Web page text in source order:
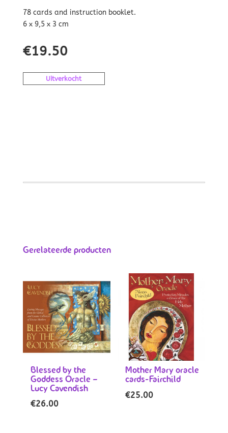
78 cards and instruction booklet.
6 x 9,5 x 3 cm
€19.50
Uitverkocht
Gerelateerde producten
Blessed by the
Goddess Oracle –
Lucy Cavendish
€26.00
Mother Mary oracle
cards-Fairchild
€25.00